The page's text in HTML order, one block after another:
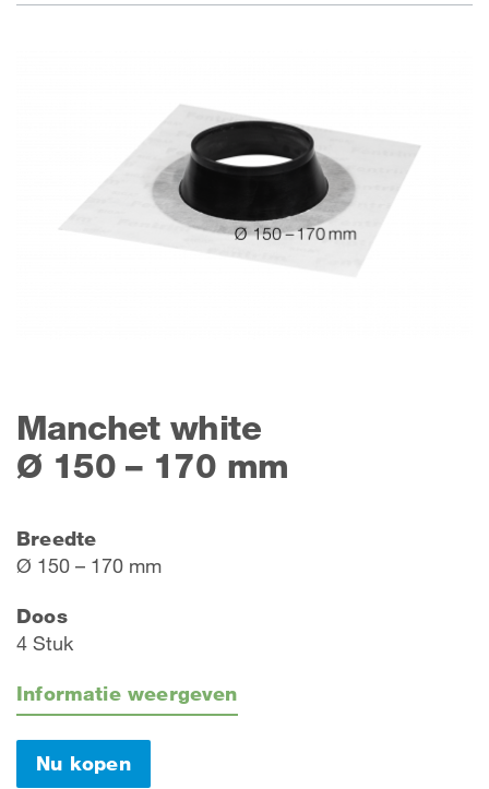
Manchet white
Ø 150 – 170 mm
Breedte
Ø 150 – 170 mm
Doos
4 Stuk
Informatie weergeven
Nu kopen